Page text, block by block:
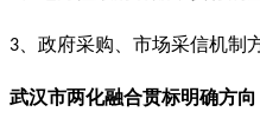
3 、政府采购、市场采信机制
武汉市两化融合贯标明确方向